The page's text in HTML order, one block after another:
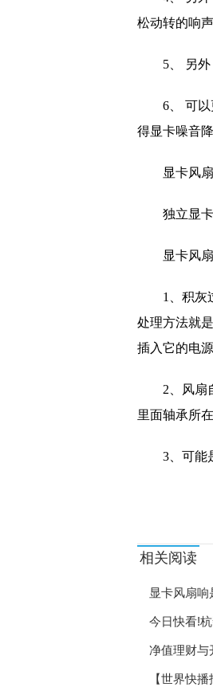
松动转的响声
5、 另
6、 可
得显卡噪音降
显卡风
独立显
显卡风
1、积灰
处理方法就
插入它的电
2、风扇
里面轴承所
3、可能
相关阅读
显卡风扇响
今日快看!
净值理财与
【世界快